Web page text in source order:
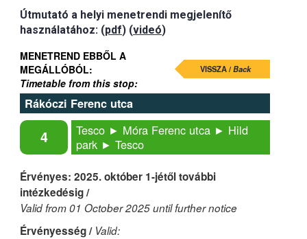
Útmutató a helyi menetrendi megjelenítő
használatához: (pdf) (videó)
MENETREND EBBŐL A
MEGÁLLÓBÓL:
Timetable from this stop:
VISSZA /Back
Rákóczi Ferenc utca
4
Tesco ► Móra Ferenc utca ► Hild
park ► Tesco
Érvényes: 2025. október 1-jétől további
intézkedésig /
Valid from 01 October 2025 until further notice
Érvényesség / Valid: